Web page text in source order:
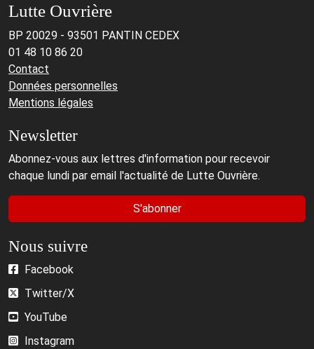
Lutte Ouvrière
BP 20029 - 93501 PANTIN CEDEX
01 48 10 86 20
Contact
Données personnelles
Mentions légales
Newsletter
Abonnez-vous aux lettres d'information pour recevoir
chaque lundi par email l'actualité de Lutte Ouvrière.
S'abonner
Nous suivre
Facebook
Twitter/X
YouTube
Instagram